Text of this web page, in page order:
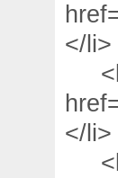
</li>
</li>